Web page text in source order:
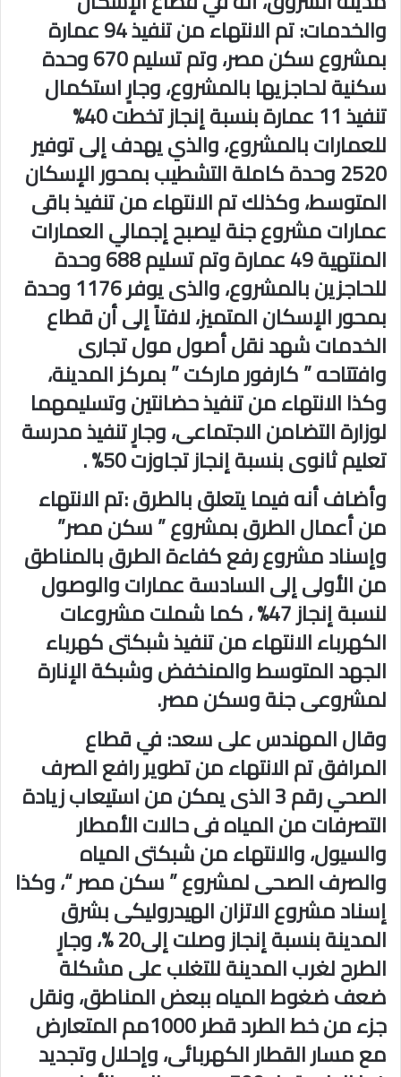
والخدمات: تم الانتهاء من تنفيذ 94 عمارة
بمشروع سكن مصر، وتم تسليم 670 وحدة
سكنية لحاجزيها بالمشروع، وجارٍ استكمال
تنفيذ 11 عمارة بنسبة إنجاز تخطت 40%
للعمارات بالمشروع، والذي يهدف إلى توفير
2520 وحدة كاملة التشطيب بمحور الإسكان
المتوسط، وكذلك تم الانتهاء من تنفيذ باقى
عمارات مشروع جنة ليصبح إجمالي العمارات
المنتهية 49 عمارة وتم تسليم 688 وحدة
للحاجزين بالمشروع، والذى يوفر 1176 وحدة
بمحور الإسكان المتميز، لافتاً إلى أن قطاع
الخدمات شهد نقل أصول مول تجارى
وافتتاحه ” كارفور ماركت ” بمركز المدينة،
وكذا الانتهاء من تنفيذ حضانتين وتسليمهما
لوزارة التضامن الاجتماعى، وجارٍ تنفيذ مدرسة
تعليم ثانوى بنسبة إنجاز تجاوزت 50% .
وأضاف أنه فيما يتعلق بالطرق :تم الانتهاء
من أعمال الطرق بمشروع ” سكن مصر”
وإسناد مشروع رفع كفاءة الطرق بالمناطق
من الأولى إلى السادسة عمارات والوصول
لنسبة إنجاز 47% ، كما شملت مشروعات
الكهرباء الانتهاء من تنفيذ شبكتى كهرباء
الجهد المتوسط والمنخفض وشبكة الإنارة
لمشروعى جنة وسكن مصر.
وقال المهندس على سعد: في قطاع
المرافق تم الانتهاء من تطوير رافع الصرف
الصحي رقم 3 الذى يمكن من استيعاب زيادة
التصرفات من المياه فى حالات الأمطار
والسيول، والانتهاء من شبكتى المياه
والصرف الصحى لمشروع ” سكن مصر “، وكذا
إسناد مشروع الاتزان الهيدروليكى بشرق
المدينة بنسبة إنجاز وصلت إلى20 %، وجارٍ
الطرح لغرب المدينة للتغلب على مشكلة
ضعف ضغوط المياه ببعض المناطق، ونقل
جزء من خط الطرد قطر 1000مم المتعارض
مع مسار القطار الكهربائى، وإحلال وتجديد